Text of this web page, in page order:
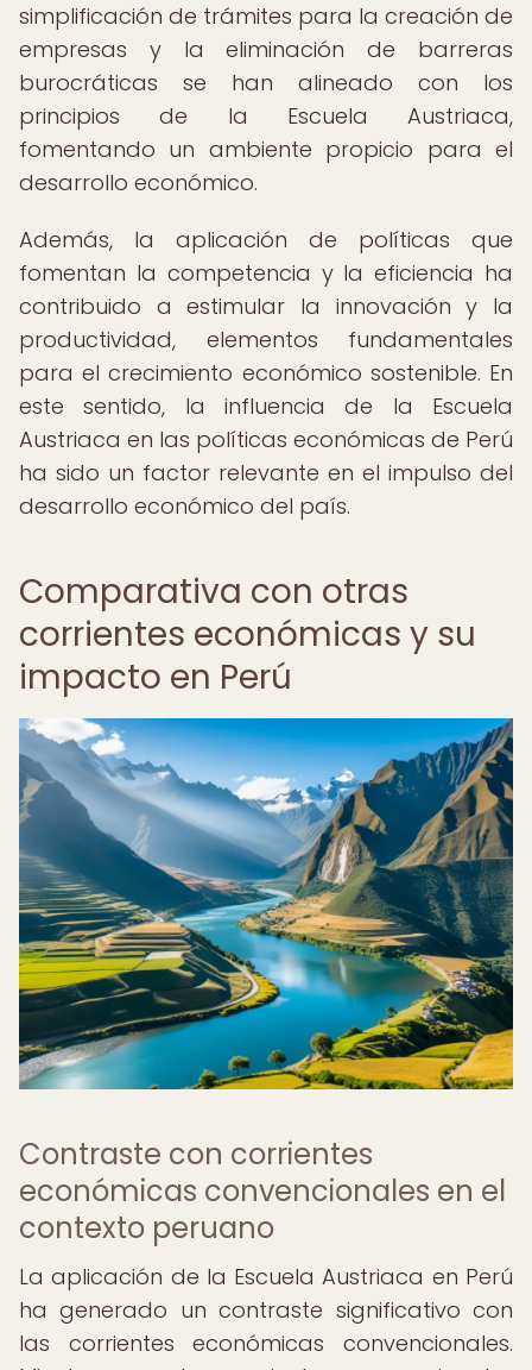
simplificación de trámites para la creación de
empresas y la eliminación de barreras
burocráticas se han alineado con los
principios de la Escuela Austriaca,
fomentando un ambiente propicio para el
desarrollo económico.
Además, la aplicación de políticas que
fomentan la competencia y la eficiencia ha
contribuido a estimular la innovación y la
productividad, elementos fundamentales
para el crecimiento económico sostenible. En
este sentido, la influencia de la Escuela
Austriaca en las políticas económicas de Perú
ha sido un factor relevante en el impulso del
desarrollo económico del país.
Comparativa con otras
corrientes económicas y su
impacto en Perú
Contraste con corrientes
económicas convencionales en el
contexto peruano
La aplicación de la Escuela Austriaca en Perú
ha generado un contraste significativo con
las corrientes económicas convencionales.